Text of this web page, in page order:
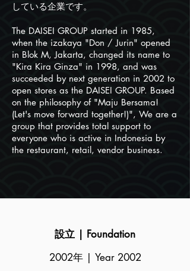
している企業です。
The DAISEI GROUP started in 1985,
when the izakaya "Don / Jurin" opened
in Blok M, Jakarta, changed its name to
"Kira Kira Ginza" in 1998, and was
succeeded by next generation in 2002 to
open stores as the DAISEI GROUP. Based
on the philosophy of "Maju Bersama!
(Let's move forward together!)", We are a
group that provides total support to
everyone who is active in Indonesia by
the restaurant, retail, vendor business.
設立 | Foundation
2002年 | Year 2002